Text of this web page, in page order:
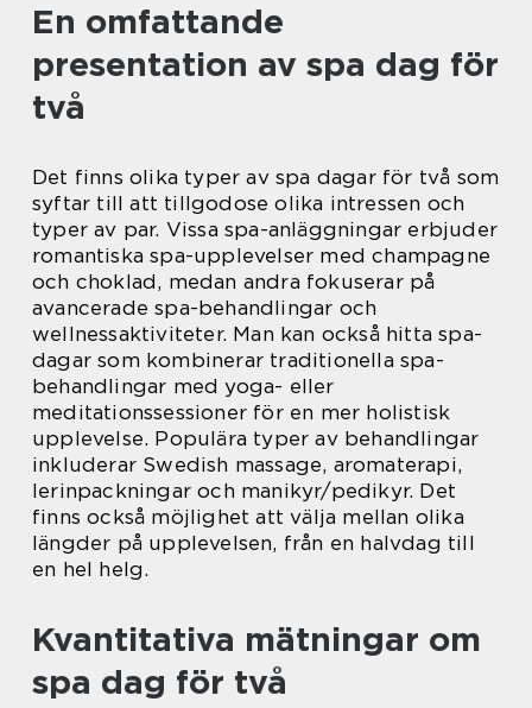
En omfattande
presentation av spa dag för
två
Det finns olika typer av spa dagar för två som
syftar till att tillgodose olika intressen och
typer av par. Vissa spa-anläggningar erbjuder
romantiska spa-upplevelser med champagne
och choklad, medan andra fokuserar på
avancerade spa-behandlingar och
wellnessaktiviteter. Man kan också hitta spa-
dagar som kombinerar traditionella spa-
behandlingar med yoga- eller
meditationssessioner för en mer holistisk
upplevelse. Populära typer av behandlingar
inkluderar Swedish massage, aromaterapi,
lerinpackningar och manikyr/pedikyr. Det
finns också möjlighet att välja mellan olika
längder på upplevelsen, från en halvdag till
en hel helg.
Kvantitativa mätningar om
spa dag för två